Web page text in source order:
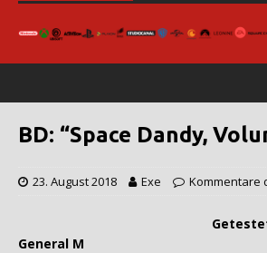
BD: “Space Dandy,
23. August 2018 Exe Kommentare
Getestet und
General M